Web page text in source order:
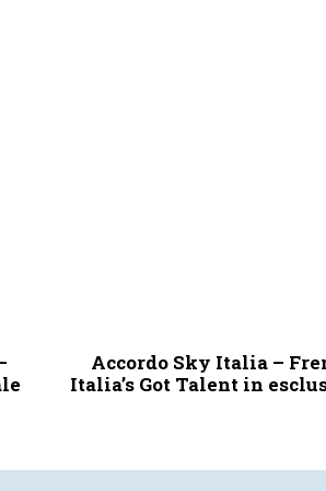
Accordo Sky Italia –
Italia’s Got Talent in